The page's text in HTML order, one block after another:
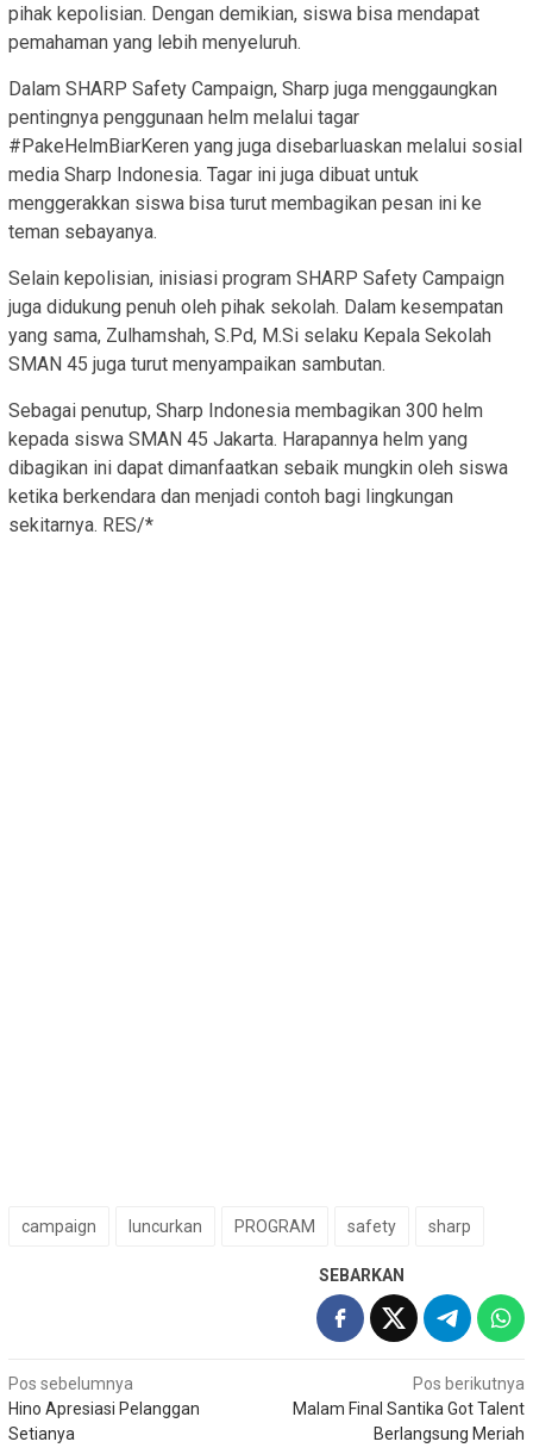
pihak kepolisian. Dengan demikian, siswa bisa mendapat
pemahaman yang lebih menyeluruh.
Dalam SHARP Safety Campaign, Sharp juga menggaungkan
pentingnya penggunaan helm melalui tagar
#PakeHelmBiarKeren yang juga disebarluaskan melalui sosial
media Sharp Indonesia. Tagar ini juga dibuat untuk
menggerakkan siswa bisa turut membagikan pesan ini ke
teman sebayanya.
Selain kepolisian, inisiasi program SHARP Safety Campaign
juga didukung penuh oleh pihak sekolah. Dalam kesempatan
yang sama, Zulhamshah, S.Pd, M.Si selaku Kepala Sekolah
SMAN 45 juga turut menyampaikan sambutan.
Sebagai penutup, Sharp Indonesia membagikan 300 helm
kepada siswa SMAN 45 Jakarta. Harapannya helm yang
dibagikan ini dapat dimanfaatkan sebaik mungkin oleh siswa
ketika berkendara dan menjadi contoh bagi lingkungan
sekitarnya. RES/*
campaign luncurkan PROGRAM safety sharp
SEBARKAN
Navigasi
pos
Pos sebelumnya
Hino Apresiasi Pelanggan
Setianya
Pos berikutnya
Malam Final Santika Got Talent
Berlangsung Meriah